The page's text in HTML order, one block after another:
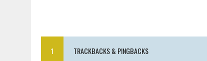
1 TRACKBACKS & PINGBACKS